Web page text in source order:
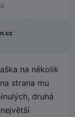
na několik
strana mu
druhá